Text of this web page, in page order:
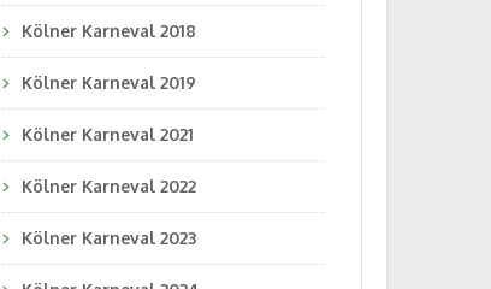
Kölner Karneval 2018
Kölner Karneval 2019
Kölner Karneval 2021
Kölner Karneval 2022
Kölner Karneval 2023